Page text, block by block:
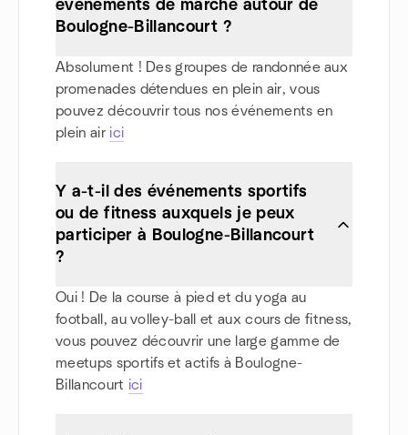
événements de marche autour de
Boulogne-Billancourt ?
Absolument ! Des groupes de randonnée aux
promenades détendues en plein air, vous
pouvez découvrir tous nos événements en
plein air ici
Y a-t-il des événements sportifs
ou de fitness auxquels je peux
participer à Boulogne-Billancourt
?
Oui ! De la course à pied et du yoga au
football, au volley-ball et aux cours de fitness,
vous pouvez découvrir une large gamme de
meetups sportifs et actifs à Boulogne-
Billancourt ici